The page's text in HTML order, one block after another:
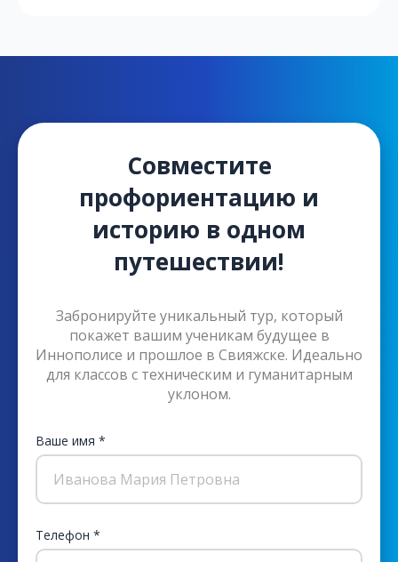
Совместите
профориентацию и
историю в одном
путешествии!
Забронируйте уникальный тур, который
покажет вашим ученикам будущее в
Иннополисе и прошлое в Свияжске. Идеально
для классов с техническим и гуманитарным
уклоном.
Ваше имя *
Иванова Мария Петровна
Телефон *